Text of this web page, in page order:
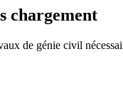
chargement
de génie civil